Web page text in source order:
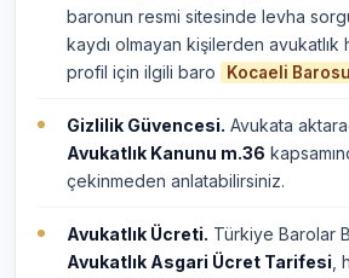
baronun resmi sitesinde levha
kaydı olmayan kişilerden avukatlık
profil için ilgili baro
Kocaeli Barosu
Gizlilik Güvencesi. Avukata
Avukatlık Kanunu m.36
çekinmeden anlatabilirsiniz.
Avukatlık Ücreti. Türkiye Barolar
Avukatlık Asgari Ücret Tarifesi ,